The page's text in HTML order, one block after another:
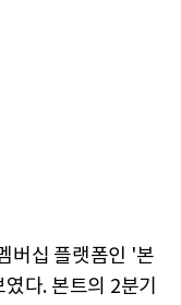
버십 플랫폼인 '본
다. 본트의 2분기